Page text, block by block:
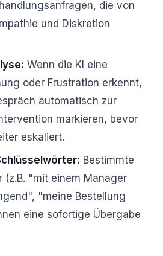
die von
und Diskretion
Wenn die KI eine
oder Frustration erkennt,
automatisch zur
markieren, bevor
eskaliert.
Bestimmte
(z.B. "mit einem Manager
"meine Bestellung
eine sofortige Übergabe